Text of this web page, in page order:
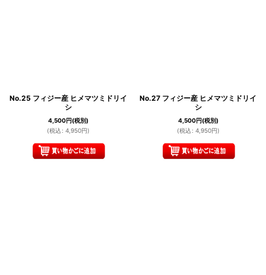
No.25 フィジー産 ヒメマツミドリイ
シ
4,500円(税別)
(税込 : 4,950円)
No.27 フィジー産 ヒメマツミドリイ
シ
4,500円(税別)
(税込 : 4,950円)